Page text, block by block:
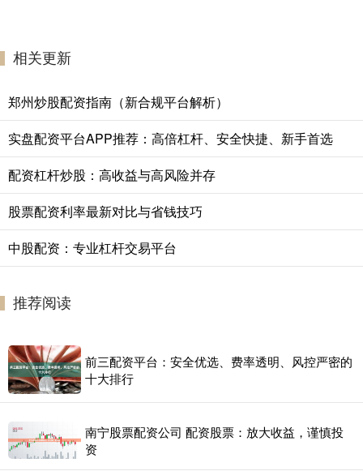
相关更新
郑州炒股配资指南（新合规平台解析）
实盘配资平台APP推荐：高倍杠杆、安全快捷、新手首选
配资杠杆炒股：高收益与高风险并存
股票配资利率最新对比与省钱技巧
中股配资：专业杠杆交易平台
推荐阅读
前三配资平台：安全优选、费率透明、风控严密的
十大排行
南宁股票配资公司 配资股票：放大收益，谨慎投
资